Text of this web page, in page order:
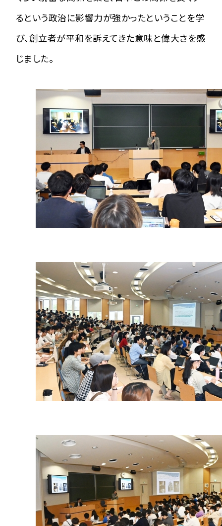
るという政治に影響力が強かったということを学
び、創立者が平和を訴えてきた意味と偉大さを感
じました。